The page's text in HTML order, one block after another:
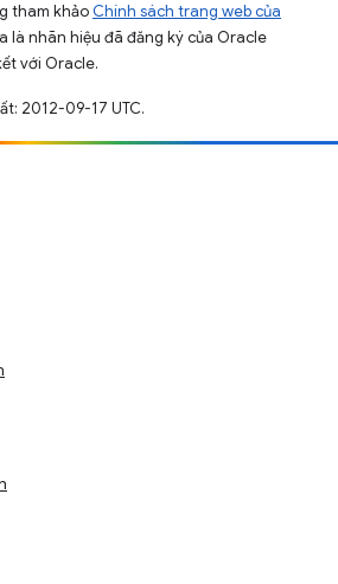
tham khảo Chính sách trang web của
là nhãn hiệu đã đăng ký của Oracle
với Oracle.
2012-09-17 UTC.